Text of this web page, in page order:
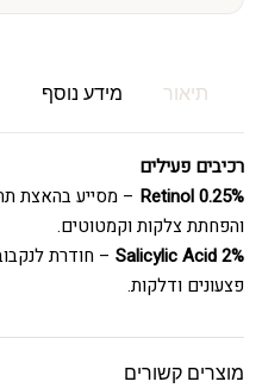
תיאור מידע נוסף
רכיבים פעילים
0.25% Retinol
– מסייע בהאצת
והפחתת צלקות וקמטוטים.
2% Salicylic Acid
– חודרת
פצעונים ודלקות.
מוצרים קשורים